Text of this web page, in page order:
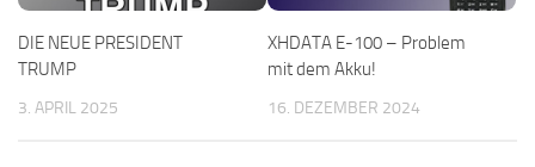
DIE NEUE PRESIDENT
TRUMP
3. APRIL 2025
XHDATA E-100 – Problem
mit dem Akku!
16. DEZEMBER 2024